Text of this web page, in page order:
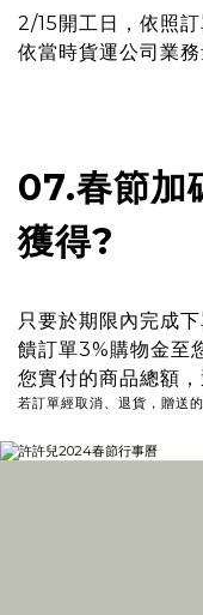
2/15開工日，依照
依當時貨運公司業務
07.春節加
獲得?
只要於期限內完成
饋訂單3%購物金至
您實付的商品總額
若訂單經取消、退貨，贈送